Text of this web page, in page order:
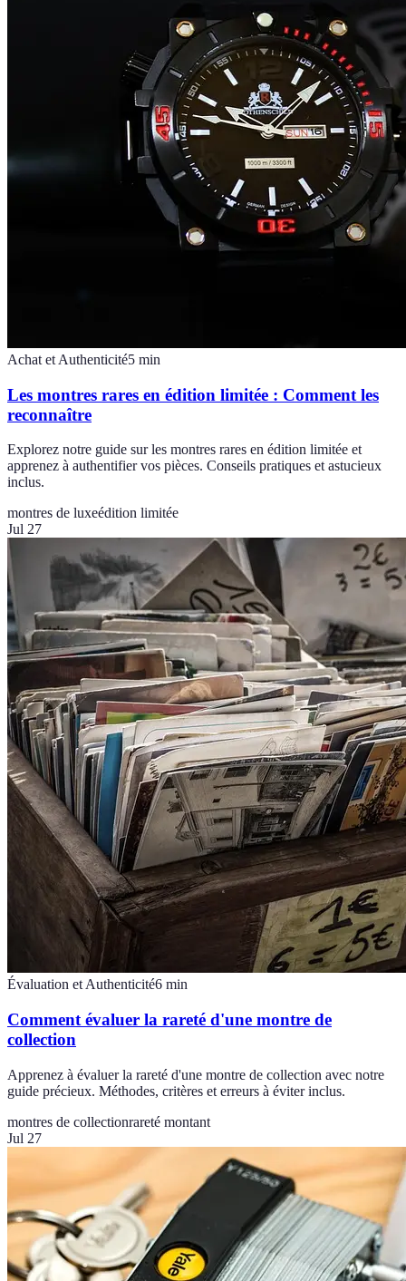
Achat et Authenticité5 min
Les montres rares en édition limitée : Comment les
reconnaître
Explorez notre guide sur les montres rares en édition limitée et
apprenez à authentifier vos pièces. Conseils pratiques et astucieux
inclus.
montres de luxeédition limitée
Jul 27
Évaluation et Authenticité6 min
Comment évaluer la rareté d'une montre de
collection
Apprenez à évaluer la rareté d'une montre de collection avec notre
guide précieux. Méthodes, critères et erreurs à éviter inclus.
montres de collectionrareté montant
Jul 27